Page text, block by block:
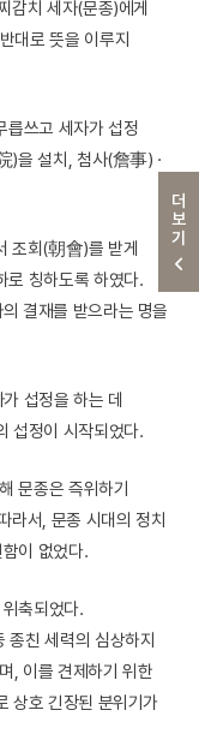
더보기
감치 세자(문종)에게
대로 뜻을 이루지
쓰고 세자가 섭정
)을 설치, 첨사(詹事) ·
조회(朝會)를 받게
칭하도록 하였다.
결재를 받으라는 명을
섭정을 하는 데
섭정이 시작되었다.
문종은 즉위하기
라서, 문종 시대의 정치
이 없었다.
축되었다.
종친 세력의 심상하지
, 이를 견제하기 위한
상호 긴장된 분위기가